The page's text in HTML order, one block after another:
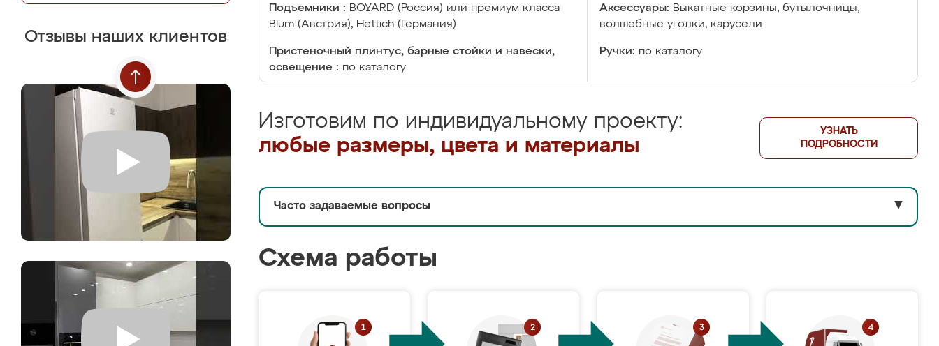
Отзывы наших клиентов
Подъемники : BOYARD (Россия) или премиум класса
Blum (Австрия), Hettich (Германия)
Аксессуары: Выкатные корзины, бутылочницы,
волшебные уголки, карусели
Пристеночный плинтус, барные стойки и навески,
освещение : по каталогу
Ручки: по каталогу
Изготовим по индивидуальному проекту:
любые размеры, цвета и материалы
УЗНАТЬ
ПОДРОБНОСТИ
Часто задаваемые вопросы ▼
Схема работы